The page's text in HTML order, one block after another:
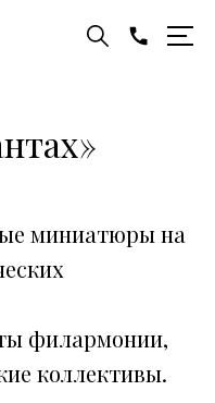
миниатюры на
филармонии,
коллективы.